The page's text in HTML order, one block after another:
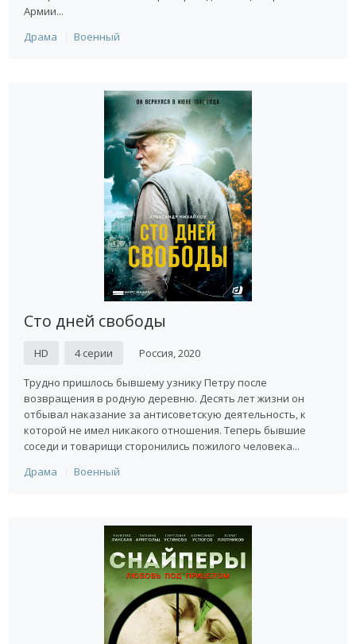
Армии...
Драма
Военный
Сто дней свободы
HD 4 серии Россия, 2020
Трудно пришлось бывшему узнику Петру после
возвращения в родную деревню. Десять лет жизни он
отбывал наказание за антисоветскую деятельность, к
которой не имел никакого отношения. Теперь бывшие
соседи и товарищи сторонились пожилого человека...
Драма
Военный